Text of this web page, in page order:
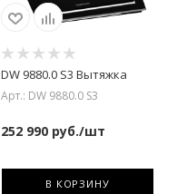
DW 9880.0 S3 Вытяжка
Арт.: DW 9880.0 S3
252 990руб./шт
В КОРЗИНУ